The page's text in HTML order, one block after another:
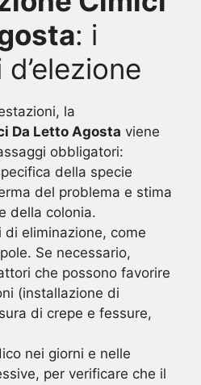
: i
la
Da Letto Agosta viene
obbligatori:
della specie
del problema e stima
della colonia.
di eliminazione, come
Se necessario,
che possono favorire
(installazione di
di crepe e fessure,
nei giorni e nelle
per verificare che il